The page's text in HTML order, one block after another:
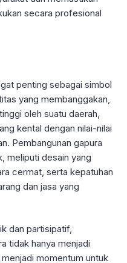
secara profesional
penting sebagai simbol
yang membanggakan,
oleh suatu daerah,
kental dengan nilai-nilai
Pembangunan gapura
meliputi desain yang
cermat, serta kepatuhan
dan jasa yang
dan partisipatif,
tidak hanya menjadi
momentum untuk